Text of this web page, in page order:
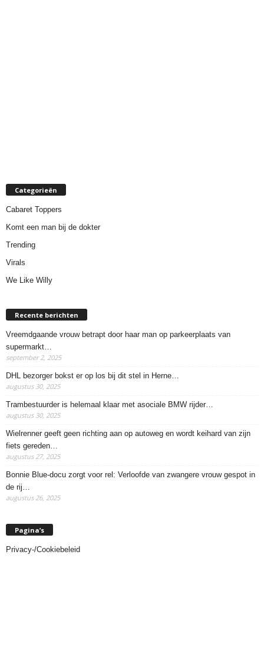
Categorieën
Cabaret Toppers
Komt een man bij de dokter
Trending
Virals
We Like Willy
Recente berichten
Vreemdgaande vrouw betrapt door haar man op parkeerplaats van
supermarkt…
september 2, 2025
DHL bezorger bokst er op los bij dit stel in Herne…
augustus 30, 2025
Trambestuurder is helemaal klaar met asociale BMW rijder…
augustus 30, 2025
Wielrenner geeft geen richting aan op autoweg en wordt keihard van zijn
fiets gereden…
augustus 27, 2025
Bonnie Blue-docu zorgt voor rel: Verloofde van zwangere vrouw gespot in
de rij…
augustus 26, 2025
Pagina’s
Privacy-/Cookiebeleid